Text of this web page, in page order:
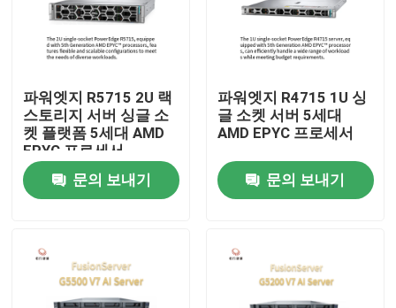
우리 에 관한 것
파워엣지 R5715 2U 랙
스토리지 서버 싱글 소
켓 플랫폼 5세대 AMD
EPYC 프로세서
문의 보내기
파워엣지 R4715 1U 싱
글 소켓 서버 5세대
AMD EPYC 프로세서
문의 보내기